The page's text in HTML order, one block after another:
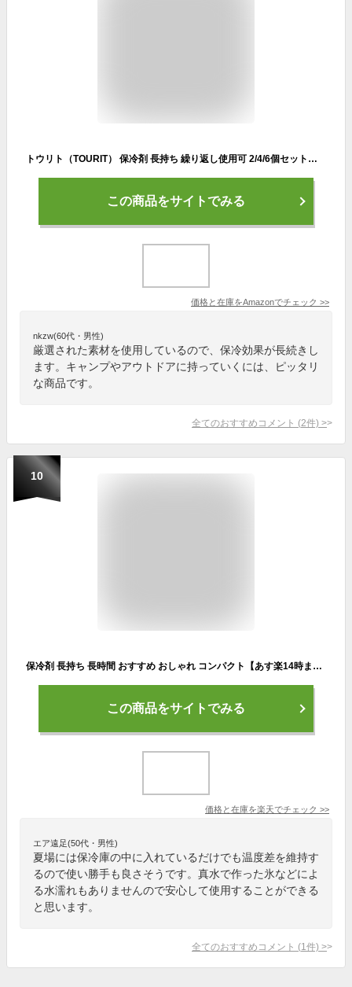
トウリト（TOURIT） 保冷剤 長持ち 繰り返し使用可 2/4/6個セット買い ショートバージョン (6個セット)
この商品をサイトでみる
価格と在庫をAmazonでチェック >>
nkzw(60代・男性)
厳選された素材を使用しているので、保冷効果が長続きし
ます。キャンプやアウトドアに持っていくには、ピッタリ
な商品です。
全てのおすすめコメント (2件) >
10
保冷剤 長持ち 長時間 おすすめ おしゃれ コンパクト【あす楽14時まで】COOLER SHOCK クーラーショック Sサイズ 単品クーラーボックス ジェル キャンプ アウトドア アイスパック アメリカン◇薄い 繰り返し使える かわいい 再利用
この商品をサイトでみる
価格と在庫を楽天でチェック >>
エア遠足(50代・男性)
夏場には保冷庫の中に入れているだけでも温度差を維持す
るので使い勝手も良さそうです。真水で作った氷などによ
る水濡れもありませんので安心して使用することができる
と思います。
全てのおすすめコメント (1 件) >